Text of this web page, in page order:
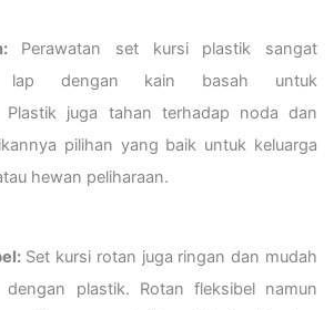
Perawatan set kursi plastik sangat
lap dengan kain basah untuk
Plastik juga tahan terhadap noda dan
pilihan yang baik untuk keluarga
hewan peliharaan.
Set kursi rotan juga ringan dan mudah
dengan plastik. Rotan fleksibel namun